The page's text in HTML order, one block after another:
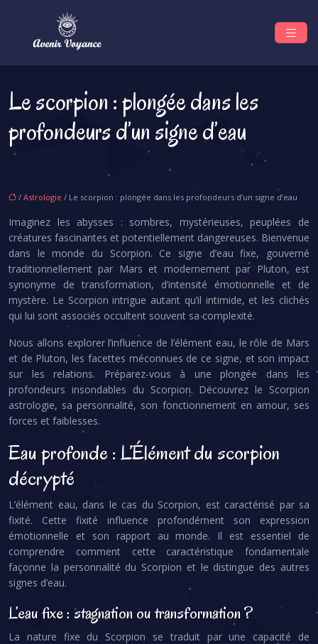
Le scorpion : plongée dans les
profondeurs d’un signe d’eau
/ Astrologie / Le scorpion : plongée dans les profondeurs d’un signe d’eau
Imaginez les abysses : sombres, mystérieuses, peuplées de
créatures fascinantes et potentiellement dangereuses. Bienvenue
dans le monde du Scorpion. Ce signe d’eau fixe, gouverné
traditionnellement par Mars et modernement par Pluton, est
synonyme de transformation, d’intensité émotionnelle et de
mystère. Le Scorpion intrigue autant qu’il intimide, et les clichés
qui lui sont associés occultent souvent sa complexité.
Nous allons explorer l’influence de l’élément eau, le rôle de Mars
et de Pluton, les facettes méconnues de ce signe, et son impact
sur les relations. Préparez-vous à une plongée dans les
profondeurs insondables du Scorpion. Découvrez le Scorpion
astrologie, sa personnalité, son fonctionnement en amour, ses
forces et faiblesses.
Eau profonde : L’Élément du scorpion
décrypté
L’élément eau, dans le cas du Scorpion, est caractérisé par sa
fixité. Cette fixité influence profondément son expression
émotionnelle et son rapport au monde. Il est essentiel de
comprendre comment cette caractéristique fondamentale
façonne la personnalité du Scorpion et le distingue des autres
signes d’eau.
L’eau fixe : stagnation ou transformation ?
La nature fixe du Scorpion se traduit par une capacité de